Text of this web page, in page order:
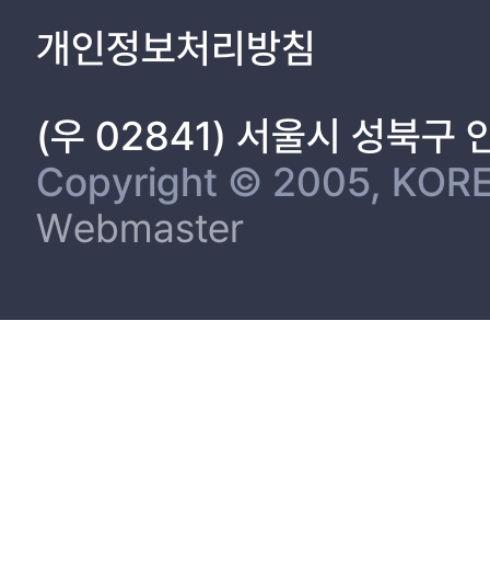
개인정보처리방침
(우 02841) 서울시 성북구
Copyright © 2005,
Webmaster